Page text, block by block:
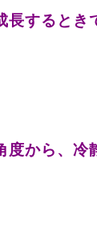
するとき
から、冷